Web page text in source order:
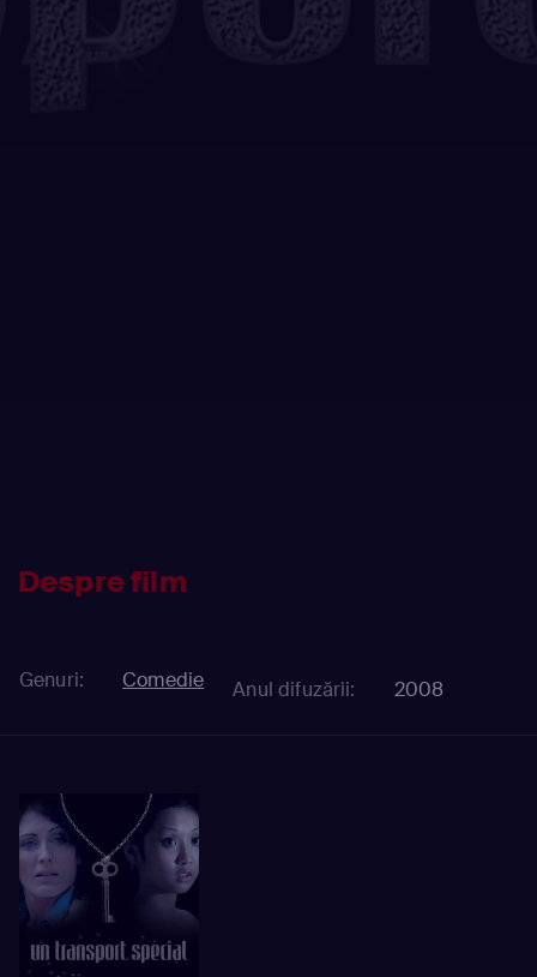
Despre film
Genuri: Comedie Anul difuzării: 2008